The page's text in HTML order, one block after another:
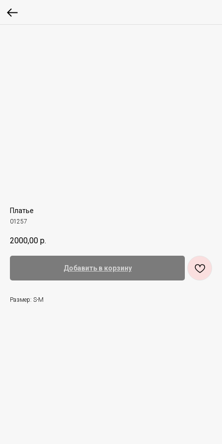
Платье
01257
2000,00 р.
Добавить в корзину
Размер: S-M